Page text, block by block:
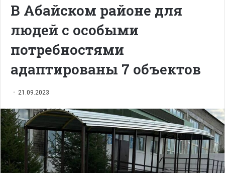
В Абайском районе для
людей с особыми
потребностями
адаптированы 7 объектов
21.09.2023